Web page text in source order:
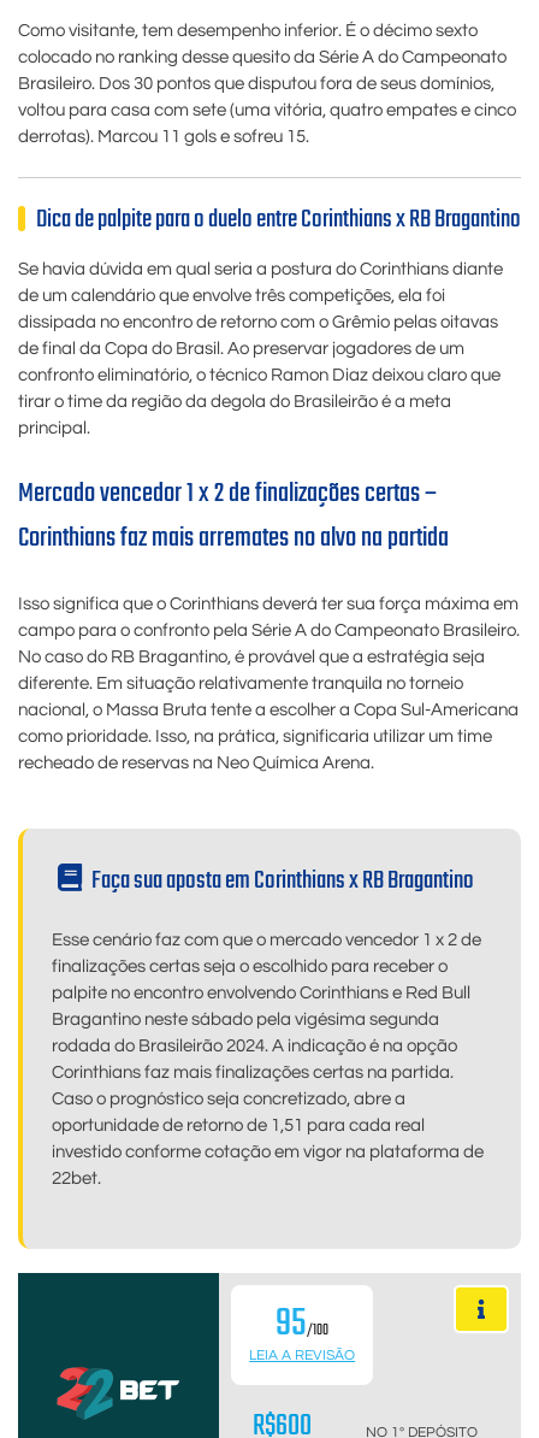
Como visitante, tem desempenho inferior. É o décimo sexto
colocado no ranking desse quesito da Série A do Campeonato
Brasileiro. Dos 30 pontos que disputou fora de seus domínios,
voltou para casa com sete (uma vitória, quatro empates e cinco
derrotas). Marcou 11 gols e sofreu 15.
Dica de palpite para o duelo entre Corinthians x RB Bragantino
Se havia dúvida em qual seria a postura do Corinthians diante
de um calendário que envolve três competições, ela foi
dissipada no encontro de retorno com o Grêmio pelas oitavas
de final da Copa do Brasil. Ao preservar jogadores de um
confronto eliminatório, o técnico Ramon Diaz deixou claro que
tirar o time da região da degola do Brasileirão é a meta
principal.
Mercado vencedor 1 x 2 de finalizações certas –
Corinthians faz mais arremates no alvo na partida
Isso significa que o Corinthians deverá ter sua força máxima em
campo para o confronto pela Série A do Campeonato Brasileiro.
No caso do RB Bragantino, é provável que a estratégia seja
diferente. Em situação relativamente tranquila no torneio
nacional, o Massa Bruta tente a escolher a Copa Sul-Americana
como prioridade. Isso, na prática, significaria utilizar um time
recheado de reservas na Neo Química Arena.
Faça sua aposta em Corinthians x RB Bragantino
Esse cenário faz com que o mercado vencedor 1 x 2 de
finalizações certas seja o escolhido para receber o
palpite no encontro envolvendo Corinthians e Red Bull
Bragantino neste sábado pela vigésima segunda
rodada do Brasileirão 2024. A indicação é na opção
Corinthians faz mais finalizações certas na partida.
Caso o prognóstico seja concretizado, abre a
oportunidade de retorno de 1,51 para cada real
investido conforme cotação em vigor na plataforma de
22bet.
95/100
LEIA A REVISÃO
R$600 NO 1º DEPÓSITO